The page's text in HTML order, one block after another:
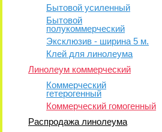
Бытовой усиленный
Бытовой
полукоммерческий
Эксклюзив - ширина 5 м.
Клей для линолеума
Линолеум коммерческий
Коммерческий
гетерогенный
Коммерческий гомогенный
Распродажа линолеума